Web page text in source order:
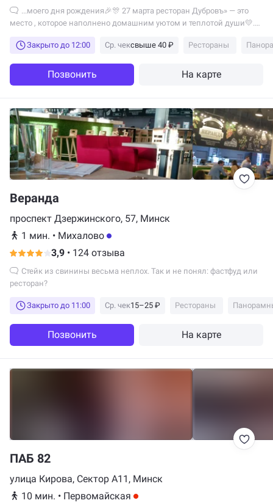
место , которое наполнено домашним уютом и теплотой души💛.
Закрыто до 12:00
Ср. чексвыше 40 ₽ Рестораны
Позвонить На карте
Веранда
проспект Дзержинского, 57, Минск
1 мин. • Михалово
3,9 • 124 отзыва
ресторан?
Закрыто до 11:00 Ср. чек15–25 ₽ Рестораны
Позвонить На карте
ПАБ 82
улица Кирова, Сектор А11, Минск
10 мин. • Первомайская